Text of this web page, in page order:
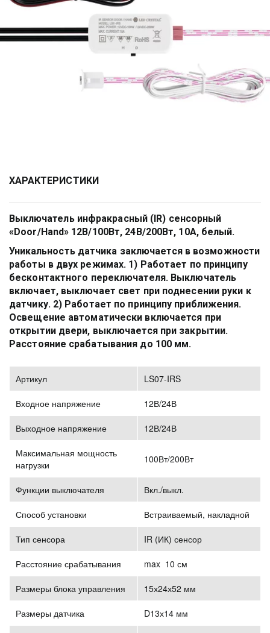
ХАРАКТЕРИСТИКИ
Выключатель инфракрасный (IR) сенсорный
«Door/Hand» 12В/100Вт, 24В/200Вт, 10А, белый.
Уникальность датчика заключается в возможности
работы в двух режимах. 1) Работает по принципу
бесконтактного переключателя. Выключатель
включает, выключает свет при поднесении руки к
датчику. 2) Работает по принципу приближения.
Освещение автоматически включается при
открытии двери, выключается при закрытии.
Расстояние срабатывания до 100 мм.
Артикул LS07-IRS
Входное напряжение 12В/24В
Выходное напряжение 12В/24В
Максимальная мощность
нагрузки
100Вт/200Вт
Функции выключателя Вкл./выкл.
Способ установки Встраиваемый, накладной
Тип сенсора IR (ИК) сенсор
Расстояние срабатывания max 10 см
Размеры блока управления 15х24х52 мм
Размеры датчика D13х14 мм